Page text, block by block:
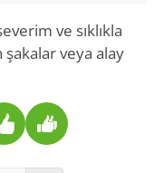
ve sıklıkla
şakalar veya alay